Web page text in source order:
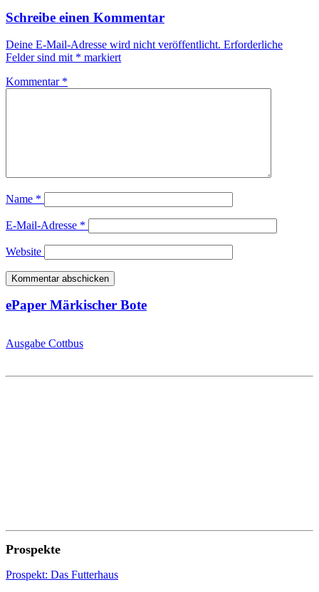
Schreibe einen Kommentar
Deine E-Mail-Adresse wird nicht veröffentlicht. Erforderliche
Felder sind mit * markiert
Kommentar *
Name *
E-Mail-Adresse *
Website
ePaper Märkischer Bote
Ausgabe Cottbus
Prospekte
Prospekt: Das Futterhaus